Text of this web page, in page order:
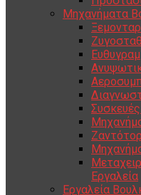
Μηχανήματα
Εργαλεία
Εργαλεία